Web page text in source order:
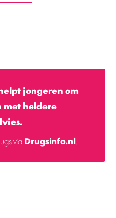
jongeren om
met heldere
viaDrugsinfo.nl